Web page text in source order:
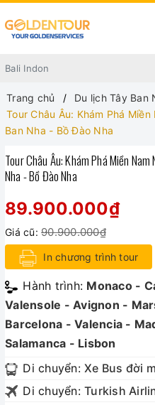
Trang chủ
Du lịch Tây Ban
Tour Châu Âu: Khám Phá
Ban Nha - Bồ Đào Nha
Tour Châu Âu: Khám Phá Miền
Nha - Bồ Đào Nha
89.900.000₫
Giá cũ: 90.900.000₫
In chương trình tour
Hành trình: Monaco -
Valensole - Avignon -
Barcelona - Valencia -
Salamanca - Lisbon
Di chuyển: Xe Bus đời
Di chuyển: Turkish